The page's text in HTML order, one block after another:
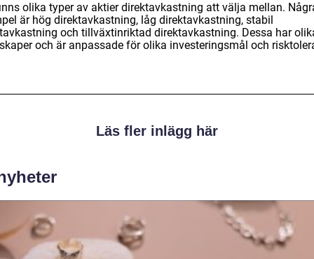
olika typer av aktier direktavkastning att välja mellan.
är hög direktavkastning, låg direktavkastning, stabil
och tillväxtinriktad direktavkastning. Dessa har
och är anpassade för olika investeringsmål och
Läs fler inlägg här